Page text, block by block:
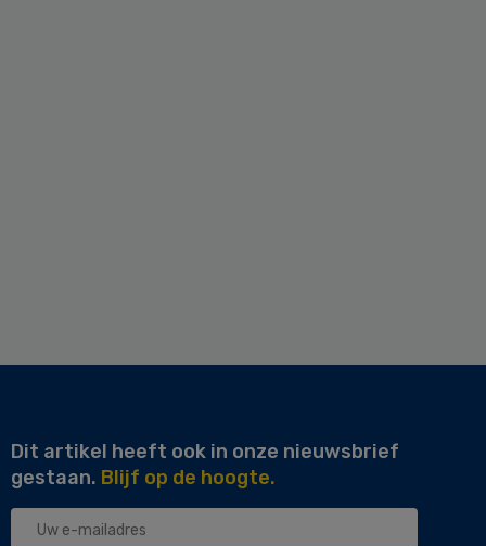
Dit artikel heeft ook in onze nieuwsbrief
gestaan. Blijf op de hoogte.
Uw